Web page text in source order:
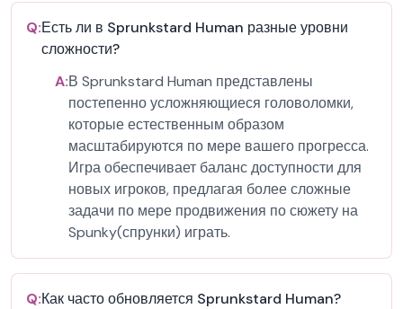
Q:Есть ли в Sprunkstard Human разные уровни
сложности?
A:В Sprunkstard Human представлены
постепенно усложняющиеся головоломки,
которые естественным образом
масштабируются по мере вашего прогресса.
Игра обеспечивает баланс доступности для
новых игроков, предлагая более сложные
задачи по мере продвижения по сюжету на
Spunky(спрунки) играть.
Q:Как часто обновляется Sprunkstard Human?